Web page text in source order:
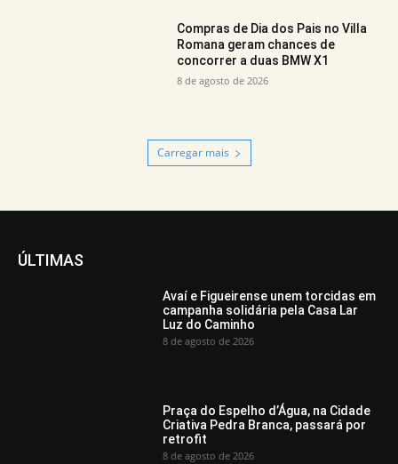
Compras de Dia dos Pais no Villa
Romana geram chances de
concorrer a duas BMW X1
8 de agosto de 2026
Carregar mais
ÚLTIMAS
Avaí e Figueirense unem torcidas em
campanha solidária pela Casa Lar
Luz do Caminho
8 de agosto de 2026
Praça do Espelho d’Água, na Cidade
Criativa Pedra Branca, passará por
retrofit
8 de agosto de 2026